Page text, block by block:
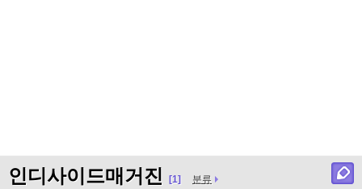
인디사이드매거진 [1] 분류